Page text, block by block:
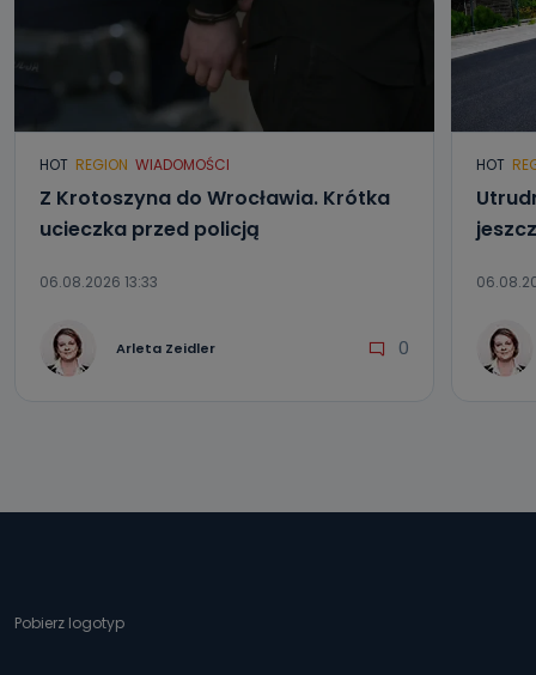
HOT REGION WIADOMOŚCI
Z Krotoszyna do Wrocławia. Krótka
ucieczka przed policją
06.08.2026 13:33
Arleta Zeidler 0
HOT
Pobierz logotyp